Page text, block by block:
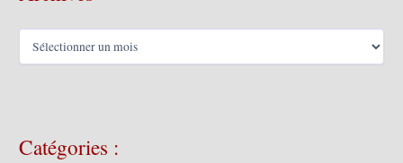
A
e
Catégories :